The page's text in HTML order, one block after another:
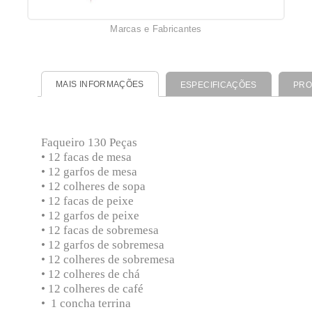
Marcas e Fabricantes
MAIS INFORMAÇÕES ESPECIFICAÇÕES
Faqueiro 130 Peças
• 12 facas de mesa
• 12 garfos de mesa
• 12 colheres de sopa
• 12 facas de peixe
• 12 garfos de peixe
• 12 facas de sobremesa
• 12 garfos de sobremesa
• 12 colheres de sobremesa
• 12 colheres de chá
• 12 colheres de café
• 1 concha terrina